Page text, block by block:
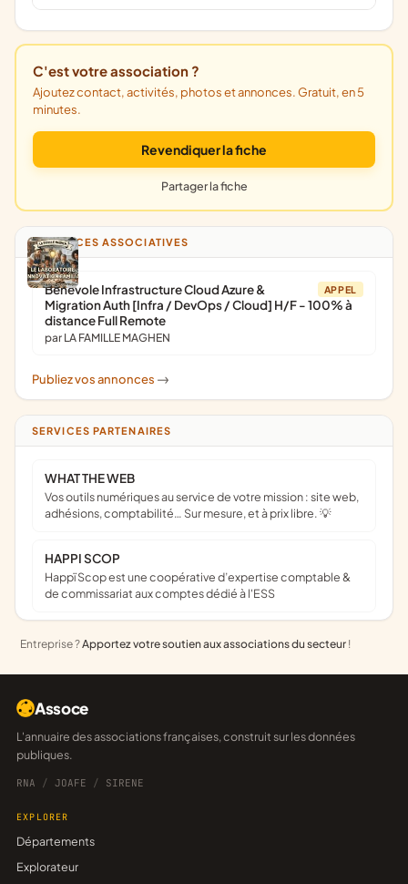
C'est votre association ?
Ajoutez contact, activités, photos et annonces. Gratuit, en 5
minutes.
Revendiquer la fiche
Partager la fiche
ANNONCES ASSOCIATIVES
APPEL
Bénévole Infrastructure Cloud Azure &
Migration Auth [Infra / DevOps / Cloud] H/F - 100% à
distance Full Remote
par LA FAMILLE MAGHEN
Publiez vos annonces ->
SERVICES PARTENAIRES
WHAT THE WEB
Vos outils numériques au service de votre mission : site web,
adhésions, comptabilité… Sur mesure, et à prix libre. 💡
HAPPI SCOP
Happï Scop est une coopérative d’expertise comptable &
de commissariat aux comptes dédié à l'ESS
Entreprise ?Apportez votre soutien aux associations du secteur !
Assoce
L'annuaire des associations françaises, construit sur les données
publiques.
RNA / JOAFE / SIRENE
EXPLORER
Départements
Explorateur